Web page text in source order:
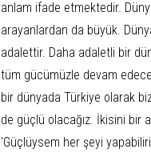
anlam ifade etmektedir.
arayanlardan da büyük.
adalettir. Daha adaletli bir
tüm gücümüzle devam
bir dünyada Türkiye olarak
de güçlü olacağız. İkisini bir
'Güçlüysem her şeyi